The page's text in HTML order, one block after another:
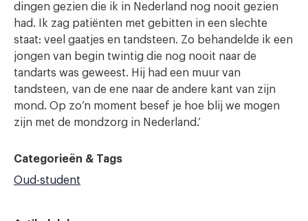
dingen gezien die ik in Nederland nog nooit gezien
had. Ik zag patiënten met gebitten in een slechte
staat: veel gaatjes en tandsteen. Zo behandelde ik een
jongen van begin twintig die nog nooit naar de
tandarts was geweest. Hij had een muur van
tandsteen, van de ene naar de andere kant van zijn
mond. Op zo’n moment besef je hoe blij we mogen
zijn met de mondzorg in Nederland.’
Categorieën & Tags
Oud-student